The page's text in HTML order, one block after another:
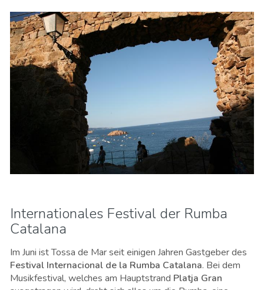
Internationales Festival der Rumba
Catalana
Im Juni ist Tossa de Mar seit einigen Jahren Gastgeber des
Festival Internacional de la Rumba Catalana. Bei dem
Musikfestival, welches am Hauptstrand Platja Gran